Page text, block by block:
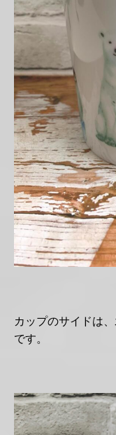
カップのサイドは
です。